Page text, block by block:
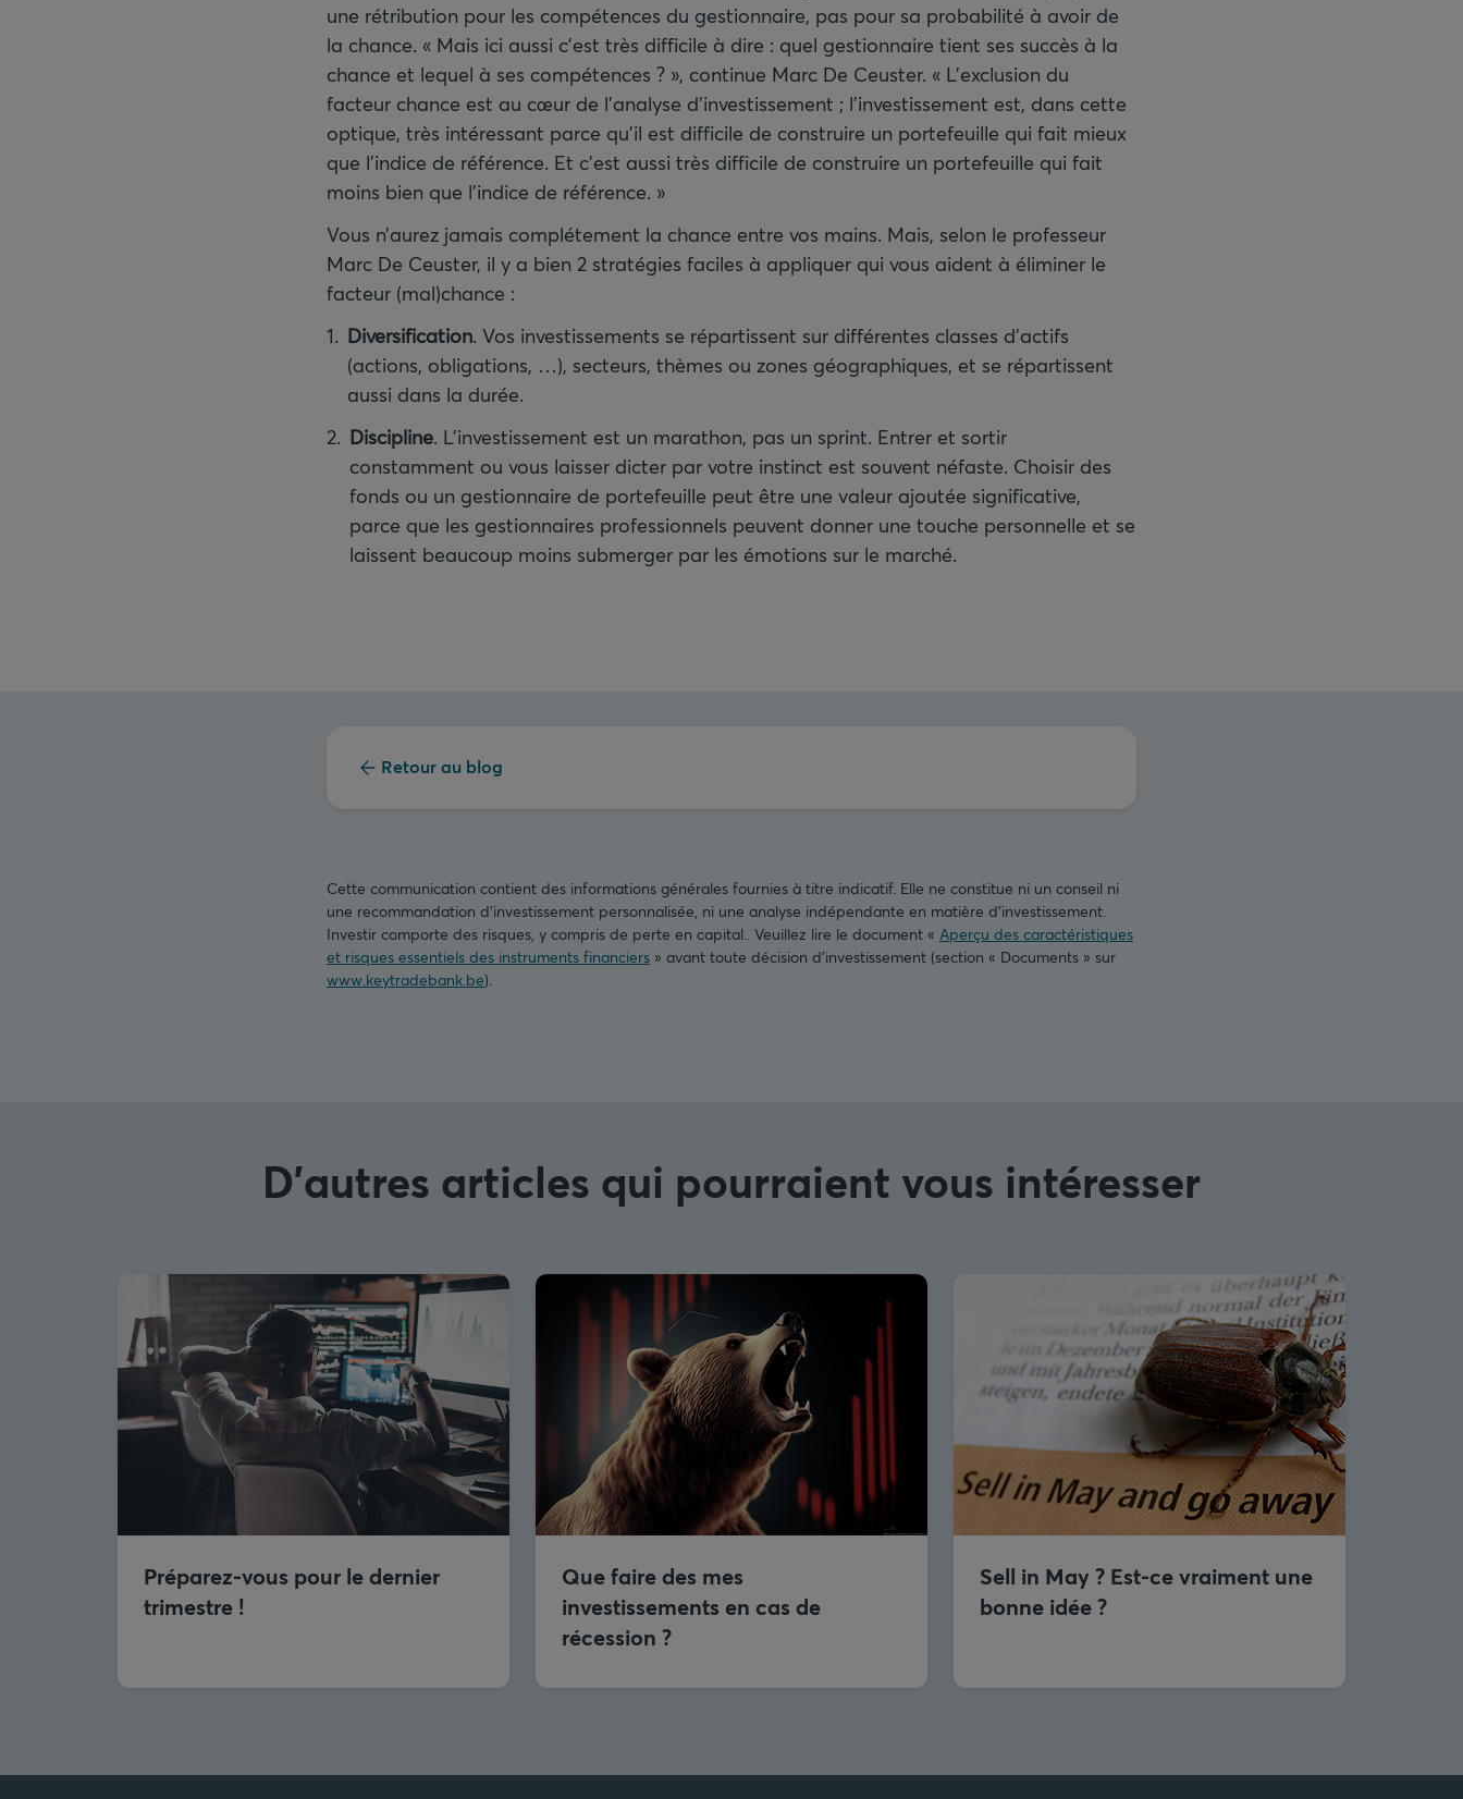
une rétribution pour les compétences du gestionnaire, pas pour sa probabilité à avoir de
la chance. « Mais ici aussi c’est très difficile à dire : quel gestionnaire tient ses succès à la
chance et lequel à ses compétences ? », continue Marc De Ceuster. « L’exclusion du
facteur chance est au cœur de l’analyse d’investissement ; l’investissement est, dans cette
optique, très intéressant parce qu’il est difficile de construire un portefeuille qui fait mieux
que l’indice de référence. Et c’est aussi très difficile de construire un portefeuille qui fait
moins bien que l’indice de référence. »
Vous n’aurez jamais complétement la chance entre vos mains. Mais, selon le professeur
Marc De Ceuster, il y a bien 2 stratégies faciles à appliquer qui vous aident à éliminer le
facteur (mal)chance :
Diversification. Vos investissements se répartissent sur différentes classes d’actifs
(actions, obligations, …), secteurs, thèmes ou zones géographiques, et se répartissent
aussi dans la durée.
Discipline. L’investissement est un marathon, pas un sprint. Entrer et sortir
constamment ou vous laisser dicter par votre instinct est souvent néfaste. Choisir des
fonds ou un gestionnaire de portefeuille peut être une valeur ajoutée significative,
parce que les gestionnaires professionnels peuvent donner une touche personnelle et se
laissent beaucoup moins submerger par les émotions sur le marché.
Retour au blog
Cette communication contient des informations générales fournies à titre indicatif. Elle ne constitue ni un conseil ni
une recommandation d’investissement personnalisée, ni une analyse indépendante en matière d’investissement.
Investir comporte des risques, y compris de perte en capital.. Veuillez lire le document « Aperçu des caractéristiques
et risques essentiels des instruments financiers » avant toute décision d’investissement (section « Documents » sur
www.keytradebank.be).
D'autres articles qui pourraient vous intéresser
Préparez-vous pour le dernier
trimestre !
Que faire des mes
investissements en cas de
récession ?
Sell in May ? Est-ce vraiment une
bonne idée ?